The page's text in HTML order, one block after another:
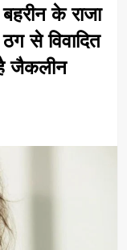
के राजा
से विवादित
जैकलीन